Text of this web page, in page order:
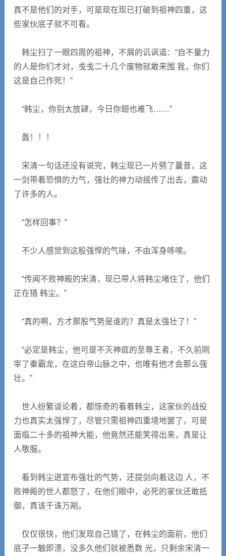
真不是他们的对手，可是现在现已打破到祖神四重，这
些家伙底子就不可看。
韩尘扫了一眼四周的祖神，不屑的讥讽道：“自不量力
的人是你们才对，戋戋二十几个废物就敢来围 我，你们
这是自己作死！”
“韩尘，你别太放肆，今日你翅也难飞……”
轰！！！
宋清一句话还没有说完，韩尘现已一片劈了曩昔，这
一剑带着恐惧的力气，强壮的神力动摇传了出去，震动
了许多的人。
“怎样回事？”
不少人感觉到这股强悍的气味，不由浑身哆嗦。
“传闻不败神殿的宋清，现已带人将韩尘堵住了，他们
正在猎 韩尘。”
“真的啊，方才那股气势是谁的？真是太强壮了！”
“必定是韩尘，他可是不灭神庭的至尊王者，不久前刚
宰了秦霸龙，在这白帝山脉之中，也唯有他才会那么强
壮。”
世人纷繁谈论着，都惊奇的看着韩尘，这家伙的战役
力也真实太强悍了，尽管只需祖神四重境地罢了，可是
面临二十多的祖神大能，他竟然还能笑得出来，真是让
人敬服。
看到韩尘迸宣布强壮的气势，还提剑向着这边 人，不
败神殿的世人都怒了，在他们眼中，必死的家伙还敢抵
御，真该千诛万剐。
仅仅很快，他们发现自己错了，在韩尘的面前，他们
底子一触即溃，没多久他们就被悉数 光，只剩余宋清一